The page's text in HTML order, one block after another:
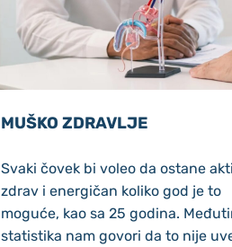
MUŠKO ZDRAVLJE
Svaki čovek bi voleo da ostane
zdrav i energičan koliko god je to
moguće, kao sa 25 godina.
statistika nam govori da to nije